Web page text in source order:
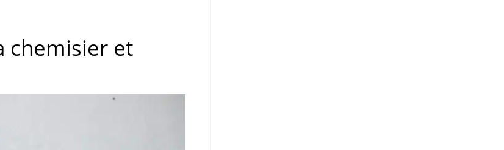
chemisier et